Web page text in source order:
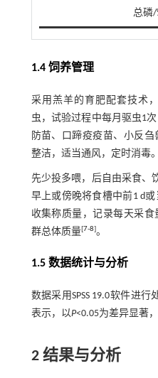
总磷/
1.4 饲养管理
采用羔羊的育肥配套技术
虫，试验过程中每月驱虫1
防苗、口蹄疫疫苗、小反刍
整洁，适当通风，定时消毒。
先少投多喂，后自由采食、
早上或傍晚将食槽中前1 d
收集称质量，记录每天采
群总体质量[7-8]。
1.5 数据统计与分析
数据采用SPSS 19.0软件进
表示，以P<0.05为差异显著，
2 结果与分析